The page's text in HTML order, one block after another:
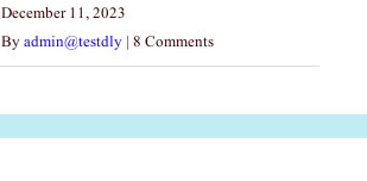
December 11, 2023
Byadmin@testdly | 8 Comments